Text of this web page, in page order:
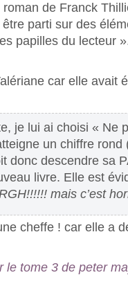
de Franck
parti sur des
papilles du lecteur
car elle avait
je lui ai choisi « Ne
un chiffre rond
donc descendre sa
livre. Elle est
mais c’est
cheffe ! car elle a
le tome 3 de peter